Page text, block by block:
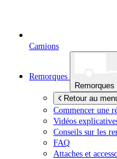
Camions
Remorques
Remorques
Retour au
Commencer une
Vidéos
Conseils sur les
FAQ
Attaches et